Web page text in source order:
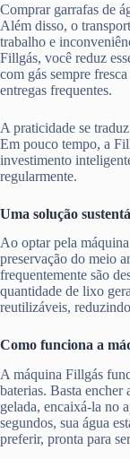
Comprar garrafas de
Além disso, o
trabalho e
Fillgás, você reduz
com gás sempre
entregas frequentes.
A praticidade se
Em pouco tempo, a
investimento
regularmente.
Uma solução
Ao optar pela
preservação do meio
frequentemente são
quantidade de lixo
reutilizáveis,
Como funciona a
A máquina Fillgás
baterias. Basta
gelada, encaixá-la no
segundos, sua água
preferir, pronta para